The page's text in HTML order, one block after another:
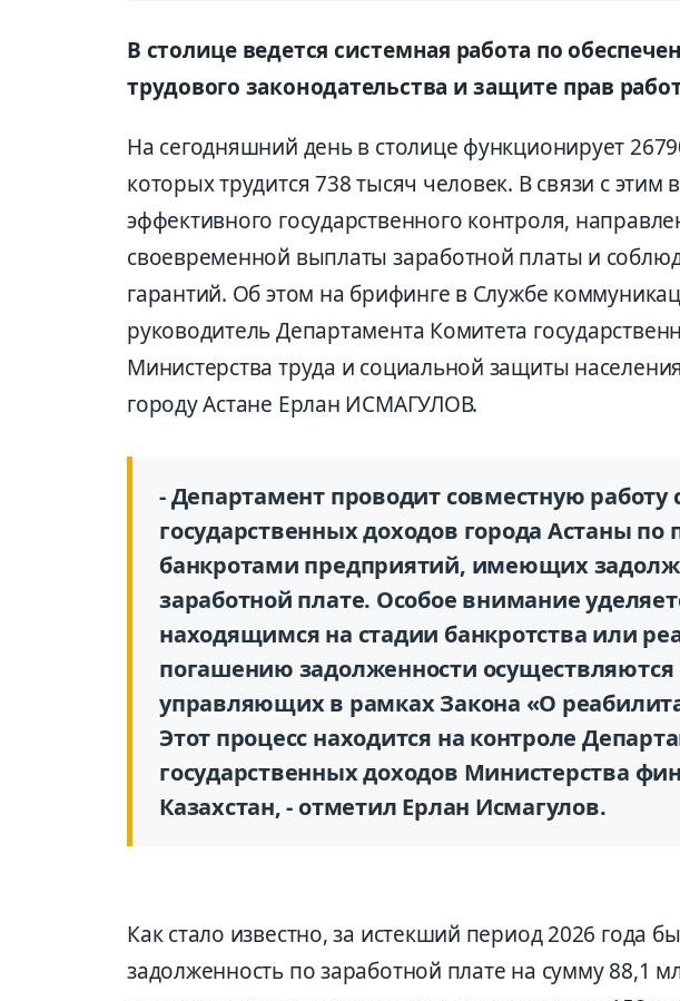
В столице ведется системная работа по
трудового законодательства и защите прав
На сегодняшний день в столице функционирует
которых трудится 738 тысяч человек. В связи с этим
эффективного государственного контроля,
своевременной выплаты заработной платы и
гарантий. Об этом на брифинге в Службе
руководитель Департамента Комитета
Министерства труда и социальной защиты
городу Астане Ерлан ИСМАГУЛОВ.
- Департамент проводит совместную работу
государственных доходов города Астаны
банкротами предприятий, имеющих
заработной плате. Особое внимание
находящимся на стадии банкротства или
погашению задолженности осуществляются
управляющих в рамках Закона «О
Этот процесс находится на контроле
государственных доходов Министерства
Казахстан, - отметил Ерлан Исмагулов.
Как стало известно, за истекший период 2026 года
задолженность по заработной плате на сумму 88,1